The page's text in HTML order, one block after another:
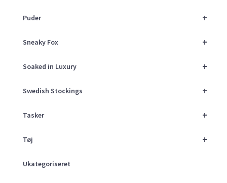
+
Puder
+
Sneaky Fox
+
Soaked in Luxury
+
Swedish Stockings
+
Tasker
+
Tøj
Ukategoriseret